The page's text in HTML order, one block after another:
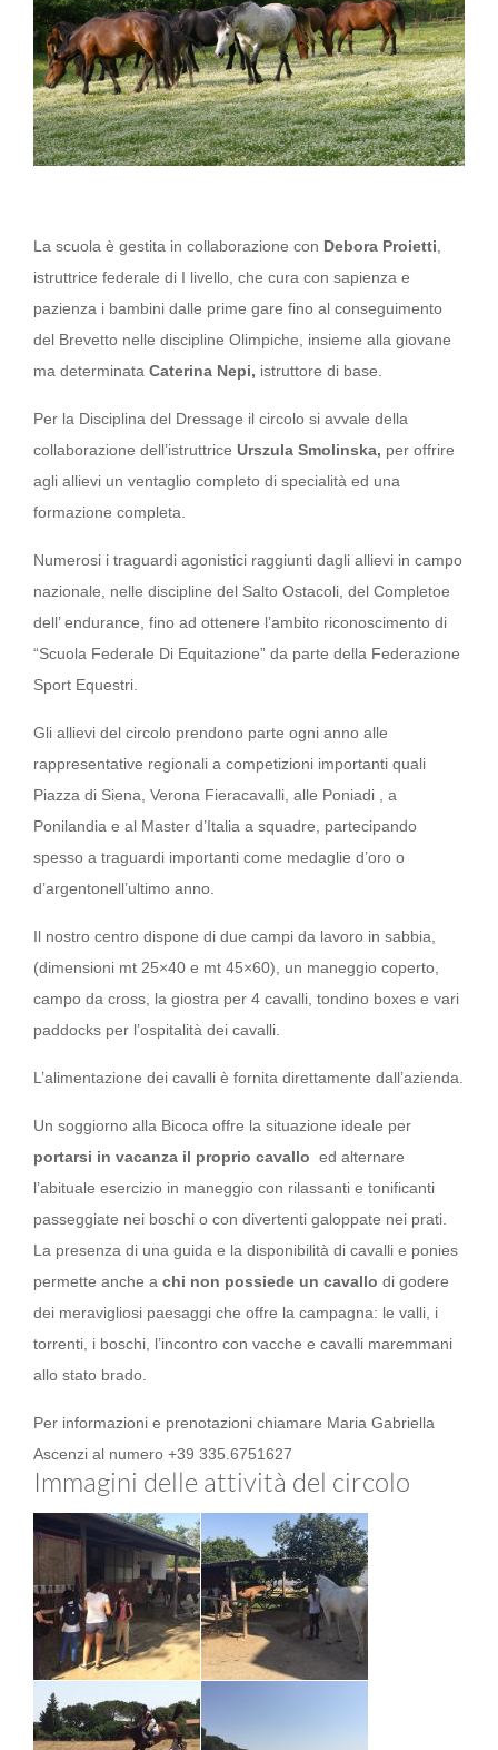
La scuola è gestita in collaborazione con Debora Proietti
istruttrice federale di I livello, che cura con sapienza e
pazienza i bambini dalle prime gare fino al conseguimento
del Brevetto nelle discipline Olimpiche, insieme alla giovane
ma determinata Caterina Nepi, istruttore di base.
Per la Disciplina del Dressage il circolo si avvale della
collaborazione dell’istruttrice Urszula Smolinska, per offrire
agli allievi un ventaglio completo di specialità ed una
formazione completa.
Numerosi i traguardi agonistici raggiunti dagli allievi in campo
nazionale, nelle discipline del Salto Ostacoli, del Completoe
dell’ endurance, fino ad ottenere l’ambito riconoscimento di
“Scuola Federale Di Equitazione” da parte della Federazione
Sport Equestri.
Gli allievi del circolo prendono parte ogni anno alle
rappresentative regionali a competizioni importanti quali
Piazza di Siena, Verona Fieracavalli, alle Poniadi , a
Ponilandia e al Master d’Italia a squadre, partecipando
spesso a traguardi importanti come medaglie d’oro o
d’argentonell’ultimo anno.
Il nostro centro dispone di due campi da lavoro in sabbia,
(dimensioni mt 25×40 e mt 45×60), un maneggio coperto,
campo da cross, la giostra per 4 cavalli, tondino boxes e vari
paddocks per l’ospitalità dei cavalli.
L’alimentazione dei cavalli è fornita direttamente dall’azienda.
Un soggiorno alla Bicoca offre la situazione ideale per
portarsi in vacanza il proprio cavallo ed alternare
l’abituale esercizio in maneggio con rilassanti e tonificanti
passeggiate nei boschi o con divertenti galoppate nei prati.
La presenza di una guida e la disponibilità di cavalli e ponies
permette anche a chi non possiede un cavallo di godere
dei meravigliosi paesaggi che offre la campagna: le valli, i
torrenti, i boschi, l’incontro con vacche e cavalli maremmani
allo stato brado.
Per informazioni e prenotazioni chiamare Maria Gabriella
Ascenzi al numero +39 335.6751627
Immagini delle attività del circolo